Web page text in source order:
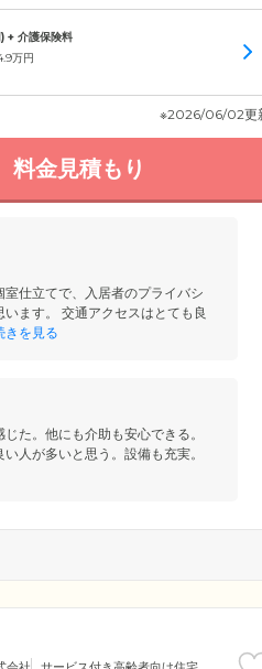
+ 介護保険料
万円
※2026/06/02更
料金見積もり
仕立てで、入居者のプライバシ
ます。 交通アクセスはとても良
きを見る
た。他にも介助も安心できる。
人が多いと思う。設備も充実。